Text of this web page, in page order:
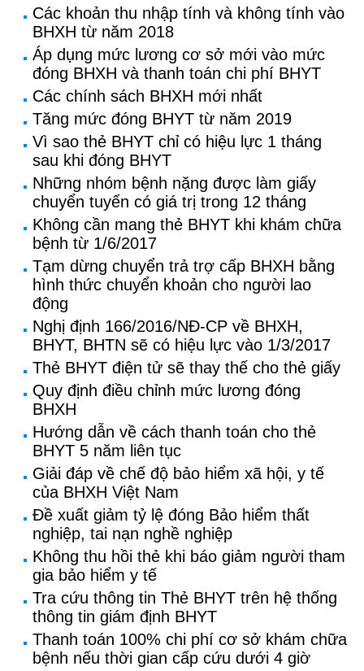
Các khoản thu nhập tính và không tính vào
BHXH từ năm 2018
Áp dụng mức lương cơ sở mới vào mức
đóng BHXH và thanh toán chi phí BHYT
Các chính sách BHXH mới nhất
Tăng mức đóng BHYT từ năm 2019
Vì sao thẻ BHYT chỉ có hiệu lực 1 tháng
sau khi đóng BHYT
Những nhóm bệnh nặng được làm giấy
chuyển tuyến có giá trị trong 12 tháng
Không cần mang thẻ BHYT khi khám chữa
bệnh từ 1/6/2017
Tạm dừng chuyển trả trợ cấp BHXH bằng
hình thức chuyển khoản cho người lao
động
Nghị định 166/2016/NĐ-CP về BHXH,
BHYT, BHTN sẽ có hiệu lực vào 1/3/2017
Thẻ BHYT điện tử sẽ thay thế cho thẻ giấy
Quy định điều chỉnh mức lương đóng
BHXH
Hướng dẫn về cách thanh toán cho thẻ
BHYT 5 năm liên tục
Giải đáp về chế độ bảo hiểm xã hội, y tế
của BHXH Việt Nam
Đề xuất giảm tỷ lệ đóng Bảo hiểm thất
nghiệp, tai nạn nghề nghiệp
Không thu hồi thẻ khi báo giảm người tham
gia bảo hiểm y tế
Tra cứu thông tin Thẻ BHYT trên hệ thống
thông tin giám định BHYT
Thanh toán 100% chi phí cơ sở khám chữa
bệnh nếu thời gian cấp cứu dưới 4 giờ